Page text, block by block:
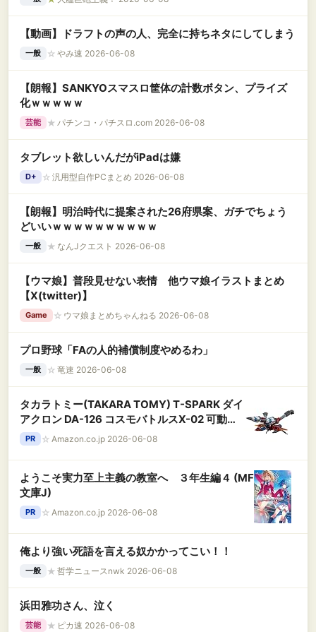
【動画】ドラフトの声の人、完全に持ちネタにしてしまう
一般 ☆ やみ速 2026-06-08
【朗報】SANKYOスマスロ筐体の計数ボタン、プライズ
化ｗｗｗｗｗ
芸能 ★ パチンコ・パチスロ.com 2026-06-08
タブレット欲しいんだがiPadは嫌
D+ ☆ 汎用型自作PCまとめ 2026-06-08
【朗報】明治時代に提案された26府県案、ガチでちょう
どいいｗｗｗｗｗｗｗｗｗｗ
一般 ★ なんJクエスト 2026-06-08
【ウマ娘】普段見せない表情 他ウマ娘イラストまとめ
【X(twitter)】
Game ☆ ウマ娘まとめちゃんねる 2026-06-08
プロ野球「FAの人的補償制度やめるわ」
一般 ☆ 竜速 2026-06-08
タカラトミー(TAKARA TOMY) T-SPARK ダイ
アクロン DA-126 コスモバトルスX-02 可動フ
ィギュア
PR ☆ Amazon.co.jp 2026-06-08
ようこそ実力至上主義の教室へ ３年生編４ (MF
文庫J)
PR ☆ Amazon.co.jp 2026-06-08
俺より強い死語を言える奴かかってこい！！
一般 ★ 哲学ニュースnwk 2026-06-08
浜田雅功さん、泣く
芸能 ★ ピカ速 2026-06-08